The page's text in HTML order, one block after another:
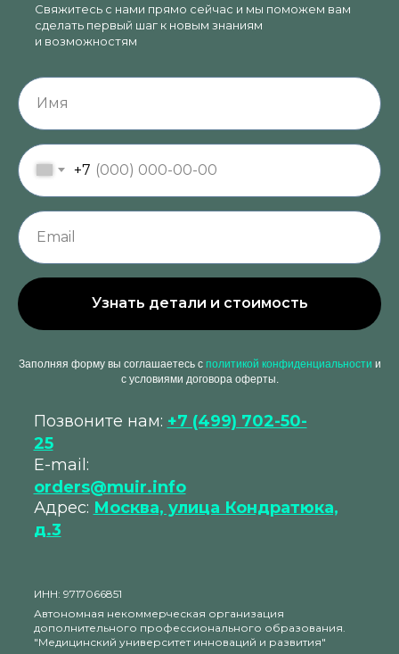
Свяжитесь с нами прямо сейчас и мы поможем вам
сделать первый шаг к новым знаниям
и возможностям
+7
Узнать детали и стоимость
Заполняя форму вы соглашаетесь с политикой конфиденциальности и
с условиями договора оферты.
Адрес: Москва, улица Кондратюка,
д.3
Позвоните нам: +7 (499) 702-50-
25
Автономная некоммерческая организация
дополнительного профессионального образования.
"Медицинский университет инноваций и развития"
ИНН: 9717066851
E-mail:
orders@muir.info